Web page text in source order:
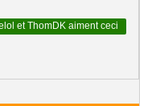
etThomDK aiment ceci